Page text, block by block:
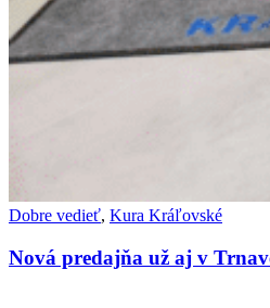
Dobre vedieť, Kura Kráľovské
Nová predajňa už aj v